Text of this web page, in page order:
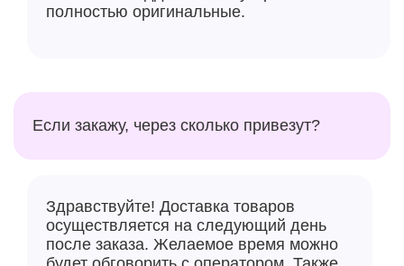
полностью оригинальные.
Если закажу, через сколько привезут?
Здравствуйте! Доставка товаров
осуществляется на следующий день
после заказа. Желаемое время можно